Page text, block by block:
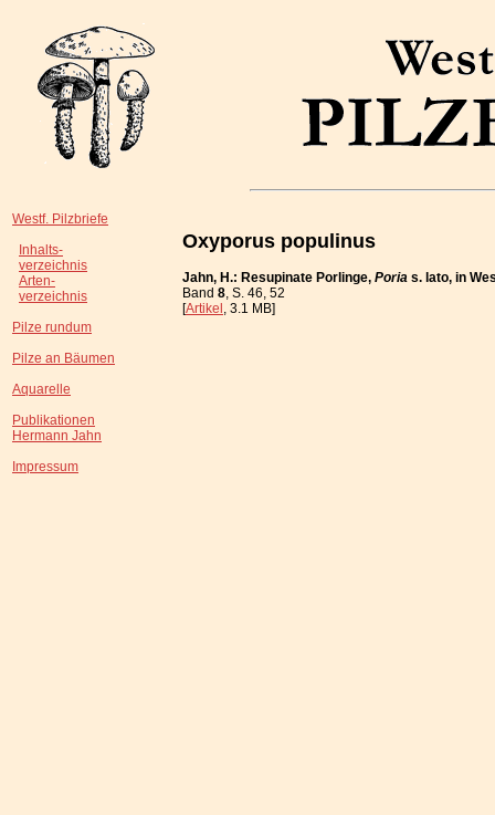
Westf. Pilzbriefe
Inhalts-
verzeichnis
Arten-
verzeichnis
Pilze rundum
Pilze an Bäumen
Aquarelle
Publikationen
Hermann Jahn
Impressum
Oxyporus populinus
Jahn, H.: Resupinate Porlinge, Poria s. lato, in
Band 8, S. 46, 52
[Artikel, 3.1 MB]